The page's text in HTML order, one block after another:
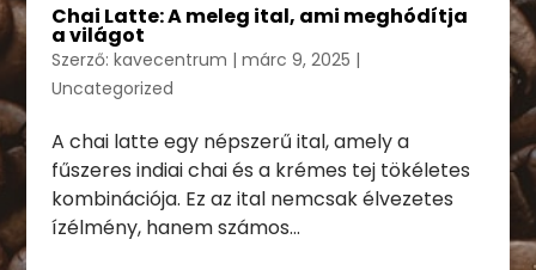
Chai Latte: A meleg ital, ami meghódítja
a világot
Szerző: kavecentrum | márc 9, 2025 |
Uncategorized
A chai latte egy népszerű ital, amely a
fűszeres indiai chai és a krémes tej tökéletes
kombinációja. Ez az ital nemcsak élvezetes
ízélmény, hanem számos...